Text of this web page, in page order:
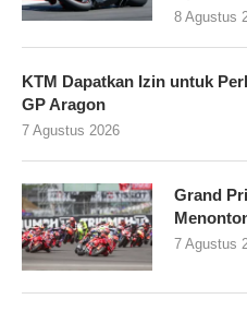
8 Agustus
KTM Dapatkan Izin untuk
GP Aragon
7 Agustus 2026
Grand
7 Agustus